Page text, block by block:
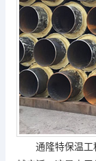
通隆特保温工